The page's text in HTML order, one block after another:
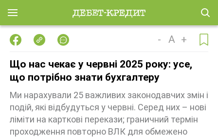
- A +
Що нас чекає у червні 2025 року: усе,
що потрібно знати бухгалтеру
Ми нарахували 25 важливих законодавчих змін і
подій, які відбудуться у червні. Серед них – нові
ліміти на карткові перекази; граничний термін
проходження повторно ВЛК для обмежено